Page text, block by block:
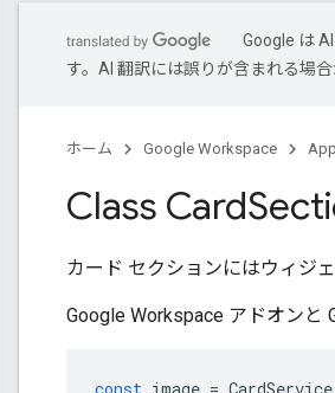
Google は
す。AI 翻訳には誤りが含まれる場合
ホーム Google Workspace
Class Card
カード セクションにはウィジ
Google Workspace アドオンと